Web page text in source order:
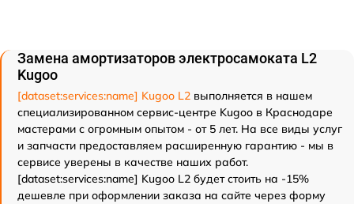
Замена амортизаторов электросамоката L2
Kugoo
[dataset:services:name] Kugoo L2 выполняется в нашем
специализированном сервис-центре Kugoo в Краснодаре
мастерами с огромным опытом - от 5 лет. На все виды услуг
и запчасти предоставляем расширенную гарантию - мы в
сервисе уверены в качестве наших работ.
[dataset:services:name] Kugoo L2 будет стоить на -15%
дешевле при оформлении заказа на сайте через форму